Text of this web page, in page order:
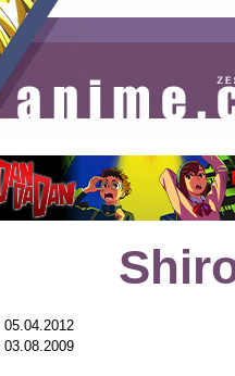
05.04.2012
03.08.2009